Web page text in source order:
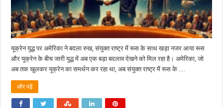
यूक्रेन युद्ध पर अमेरिका ने बदला रुख, संयुक्त राष्ट्र में रूस के साथ खड़ा नजर आया रूस
और यूक्रेन के बीच जारी युद्ध में अब एक बड़ा बदलाव देखने को मिल रहा है। अमेरिका, जो
अब तक खुलकर यूक्रेन का समर्थन कर रहा था, अब संयुक्त राष्ट्र में रूस के …
और पढ़ें